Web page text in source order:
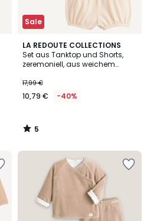
Sale
LA REDOUTE COLLECTIONS
Set aus Tanktop und Shorts,
zeremoniell, aus weichem
17,99 €
10,79 € -40%
5
/
5
5
/